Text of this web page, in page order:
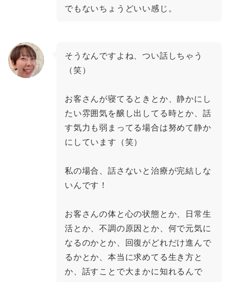
でもないちょうどいい感じ。
そうなんですよね、つい話しちゃう
（笑）
お客さんが寝てるときとか、静かにし
たい雰囲気を醸し出してる時とか、話
す気力も弱まってる場合は努めて静か
にしています（笑）
私の場合、話さないと治療が完結しな
いんです！
お客さんの体と心の状態とか、日常生
活とか、不調の原因とか、何で元気に
なるのかとか、回復がどれだけ進んで
るかとか、本当に求めてる生き方と
か、話すことで大まかに知れるんで